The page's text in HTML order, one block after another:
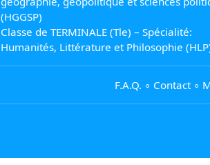
(HGGSP)
Classe de TERMINALE (Tle) – Spécialité:
Humanités, Littérature et Philosophie
F.A.Q. ∘ Contact∘